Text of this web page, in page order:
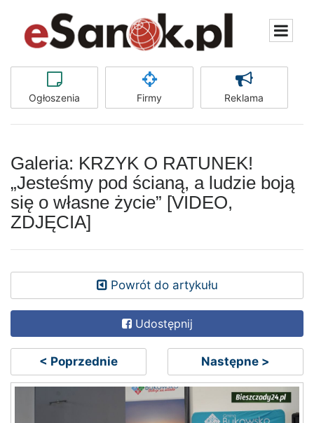
Ogłoszenia Firmy Reklama
Galeria: KRZYK O RATUNEK!
„Jesteśmy pod ścianą, a ludzie boją
się o własne życie” [VIDEO,
ZDJĘCIA]
Powrót do artykułu
Udostępnij
< Poprzednie Następne >